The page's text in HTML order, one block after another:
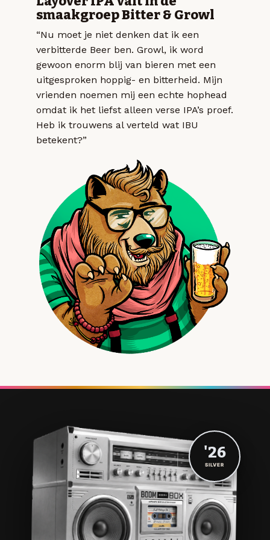
smaakgroep Bitter & Growl
“Nu moet je niet denken dat ik een
verbitterde Beer ben. Growl, ik word
gewoon enorm blij van bieren met een
uitgesproken hoppig- en bitterheid. Mijn
vrienden noemen mij een echte hophead
omdat ik het liefst alleen verse IPA’s proef.
Heb ik trouwens al verteld wat IBU
betekent?”
'26
SILVER